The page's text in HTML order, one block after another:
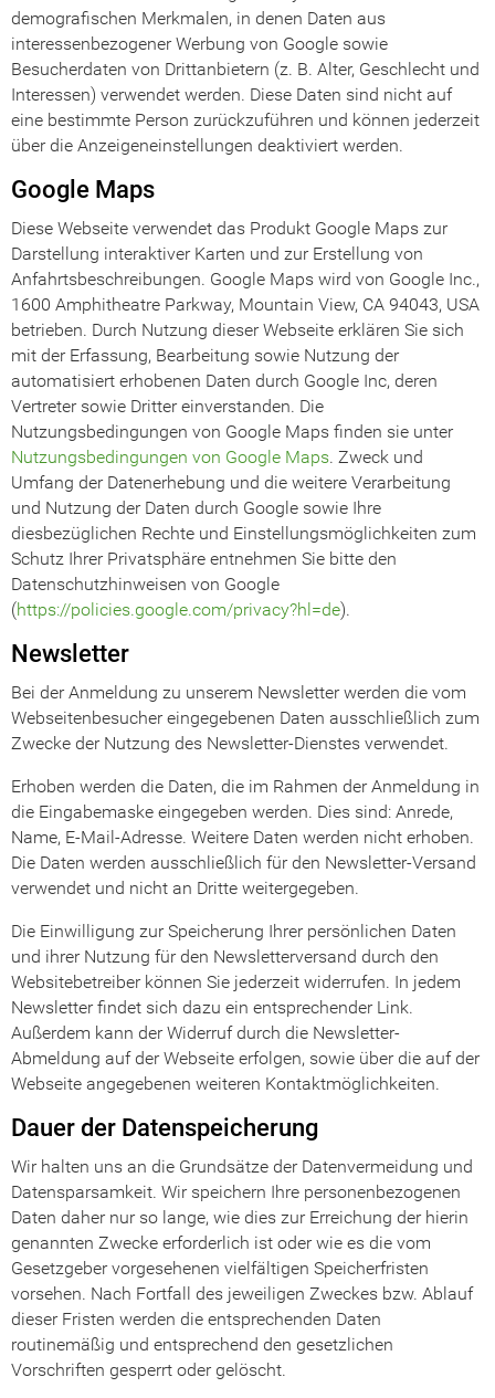
demografischen Merkmalen, in denen Daten aus
interessenbezogener Werbung von Google sowie
Besucherdaten von Drittanbietern (z. B. Alter, Geschlecht und
Interessen) verwendet werden. Diese Daten sind nicht auf
eine bestimmte Person zurückzuführen und können jederzeit
über die Anzeigeneinstellungen deaktiviert werden.
Google Maps
Diese Webseite verwendet das Produkt Google Maps zur
Darstellung interaktiver Karten und zur Erstellung von
Anfahrtsbeschreibungen. Google Maps wird von Google Inc.,
1600 Amphitheatre Parkway, Mountain View, CA 94043, USA
betrieben. Durch Nutzung dieser Webseite erklären Sie sich
mit der Erfassung, Bearbeitung sowie Nutzung der
automatisiert erhobenen Daten durch Google Inc, deren
Vertreter sowie Dritter einverstanden. Die
Nutzungsbedingungen von Google Maps finden sie unter
Nutzungsbedingungen von Google Maps. Zweck und
Umfang der Datenerhebung und die weitere Verarbeitung
und Nutzung der Daten durch Google sowie Ihre
diesbezüglichen Rechte und Einstellungsmöglichkeiten zum
Schutz Ihrer Privatsphäre entnehmen Sie bitte den
Datenschutzhinweisen von Google
(https://policies.google.com/privacy?hl=de).
Newsletter
Bei der Anmeldung zu unserem Newsletter werden die vom
Webseitenbesucher eingegebenen Daten ausschließlich zum
Zwecke der Nutzung des Newsletter-Dienstes verwendet.
Erhoben werden die Daten, die im Rahmen der Anmeldung in
die Eingabemaske eingegeben werden. Dies sind: Anrede,
Name, E-Mail-Adresse. Weitere Daten werden nicht erhoben.
Die Daten werden ausschließlich für den Newsletter-Versand
verwendet und nicht an Dritte weitergegeben.
Die Einwilligung zur Speicherung Ihrer persönlichen Daten
und ihrer Nutzung für den Newsletterversand durch den
Websitebetreiber können Sie jederzeit widerrufen. In jedem
Newsletter findet sich dazu ein entsprechender Link.
Außerdem kann der Widerruf durch die Newsletter-
Abmeldung auf der Webseite erfolgen, sowie über die auf der
Webseite angegebenen weiteren Kontaktmöglichkeiten.
Dauer der Datenspeicherung
Wir halten uns an die Grundsätze der Datenvermeidung und
Datensparsamkeit. Wir speichern Ihre personenbezogenen
Daten daher nur so lange, wie dies zur Erreichung der hierin
genannten Zwecke erforderlich ist oder wie es die vom
Gesetzgeber vorgesehenen vielfältigen Speicherfristen
vorsehen. Nach Fortfall des jeweiligen Zweckes bzw. Ablauf
dieser Fristen werden die entsprechenden Daten
routinemäßig und entsprechend den gesetzlichen
Vorschriften gesperrt oder gelöscht.